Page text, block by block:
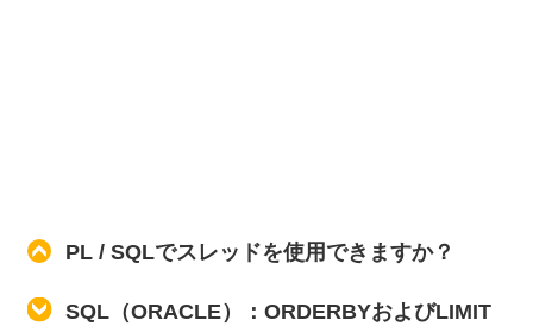
PL / SQLでスレッドを使用できますか？
SQL（ORACLE）：ORDERBYおよびLIMIT